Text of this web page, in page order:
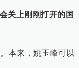
关上刚刚打开的国
本来，姚玉峰可以